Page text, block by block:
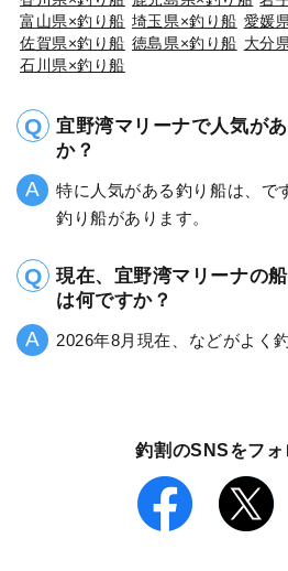
富山県×釣り船 埼玉県×釣り船 愛媛
佐賀県×釣り船 徳島県×釣り船 大分
石川県×釣り船
宜野湾マリーナで人気が
か？
特に人気がある釣り船は、で
釣り船があります。
現在、宜野湾マリーナの
は何ですか？
2026年8月現在、などがよく
釣割のSNSをフォ